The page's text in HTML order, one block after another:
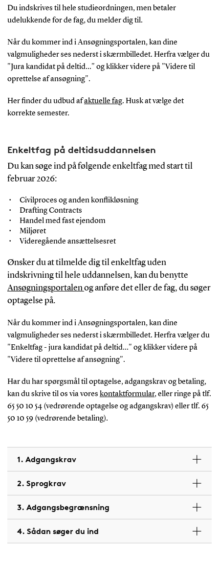
Du indskrives til hele studieordningen, men betaler
udelukkende for de fag, du melder dig til.
Når du kommer ind i Ansøgningsportalen, kan dine
valgmuligheder ses nederst i skærmbilledet. Herfra vælger du
"Jura kandidat på deltid..." og klikker videre på "Videre til
oprettelse af ansøgning".
Her finder du udbud afaktuelle fag. Husk at vælge det
korrekte semester.
Enkeltfag på deltidsuddannelsen
Du kan søge ind på følgende enkeltfag med start til
februar 2026:
Civilproces og anden konflikløsning
Drafting Contracts
Handel med fast ejendom
Miljøret
Videregående ansættelsesret
Ønsker du at tilmelde dig til enkeltfag uden
indskrivning til hele uddannelsen, kan du benytte
Ansøgningsportalenog anføre det eller de fag, du søger
optagelse på.
Når du kommer ind i Ansøgningsportalen, kan dine
valgmuligheder ses nederst i skærmbilledet. Herfra vælger du
"Enkeltfag - jura kandidat på deltid..." og klikker videre på
"Videre til oprettelse af ansøgning".
Har du har spørgsmål til optagelse, adgangskrav og betaling,
kan du skrive til os via vores kontaktformular, eller ringe på tlf.
65 50 10 54 (vedrørende optagelse og adgangskrav) eller tlf. 65
50 10 59 (vedrørende betaling).
1. Adgangskrav
2. Sprogkrav
3. Adgangsbegrænsning
4. Sådan søger du ind